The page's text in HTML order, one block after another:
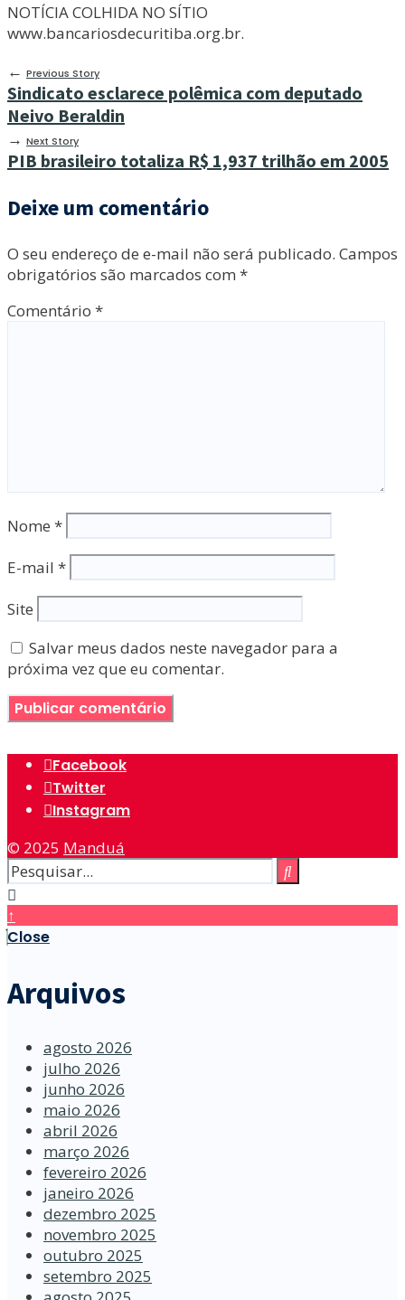
NOTÍCIA COLHIDA NO SÍTIO
www.bancariosdecuritiba.org.br.
← Previous Story
Sindicato esclarece polêmica com deputado
Neivo Beraldin
→ Next Story
PIB brasileiro totaliza R$ 1,937 trilhão em 2005
Deixe um comentário
O seu endereço de e-mail não será publicado. Campos
obrigatórios são marcados com *
Comentário *
Nome *
E-mail *
Site
Salvar meus dados neste navegador para a
próxima vez que eu comentar.
Facebook
Twitter
Instagram
© 2025 Manduá
↑
Close
Arquivos
agosto 2026
julho 2026
junho 2026
maio 2026
abril 2026
março 2026
fevereiro 2026
janeiro 2026
dezembro 2025
novembro 2025
outubro 2025
setembro 2025